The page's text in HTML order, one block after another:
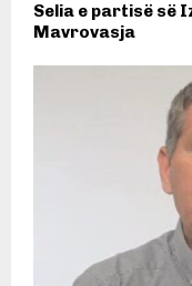
Selia e partisë së
Mavrovasja